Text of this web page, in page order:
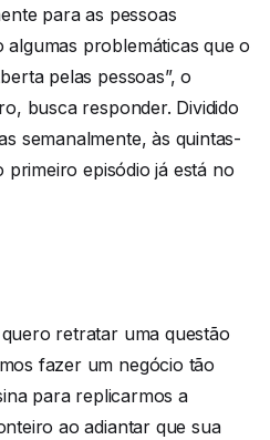
para as pessoas
algumas problemáticas que o
pelas pessoas”, o
busca responder. Dividido
semanalmente, às quintas-
episódio já está no
retratar uma questão
fazer um negócio tão
para replicarmos a
ao adiantar que sua